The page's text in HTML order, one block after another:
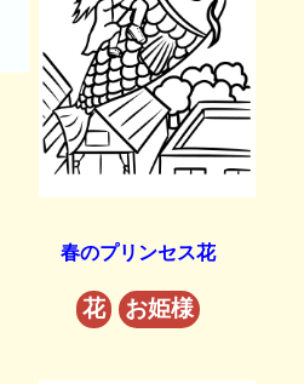
春のプリンセス花
花 お姫様